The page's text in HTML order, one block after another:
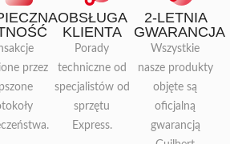
przez
OBSŁUGA
KLIENTA
Porady
techniczne od
specjalistów od
sprzętu
Express.
2-LETNIA
GWARANCJA
Wszystkie
nasze produkty
objęte są
oficjalną
gwarancją